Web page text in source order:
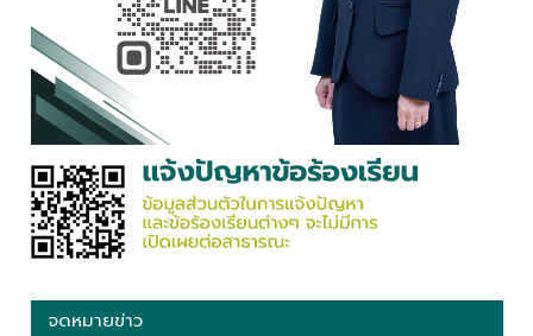
จดหมายข่าว